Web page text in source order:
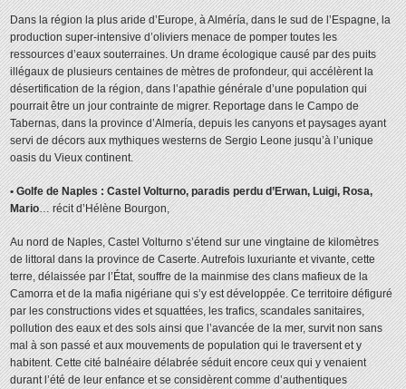
Dans la région la plus aride d’Europe, à Alméría, dans le sud de l’Espagne, la
production super-intensive d’oliviers menace de pomper toutes les
ressources d’eaux souterraines. Un drame écologique causé par des puits
illégaux de plusieurs centaines de mètres de profondeur, qui accélèrent la
désertification de la région, dans l’apathie générale d’une population qui
pourrait être un jour contrainte de migrer. Reportage dans le Campo de
Tabernas, dans la province d’Almería, depuis les canyons et paysages ayant
servi de décors aux mythiques westerns de Sergio Leone jusqu’à l’unique
oasis du Vieux continent.
• Golfe de Naples : Castel Volturno, paradis perdu d’Erwan, Luigi, Rosa,
Mario… récit d’Hélène Bourgon,
Au nord de Naples, Castel Volturno s’étend sur une vingtaine de kilomètres
de littoral dans la province de Caserte. Autrefois luxuriante et vivante, cette
terre, délaissée par l’État, souffre de la mainmise des clans mafieux de la
Camorra et de la mafia nigériane qui s’y est développée. Ce territoire défiguré
par les constructions vides et squattées, les trafics, scandales sanitaires,
pollution des eaux et des sols ainsi que l’avancée de la mer, survit non sans
mal à son passé et aux mouvements de population qui le traversent et y
habitent. Cette cité balnéaire délabrée séduit encore ceux qui y venaient
durant l’été de leur enfance et se considèrent comme d’authentiques